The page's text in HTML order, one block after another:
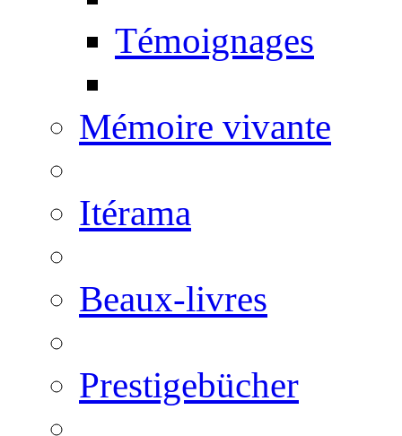
Témoignages
Mémoire vivante
Itérama
Beaux-livres
Prestigebücher